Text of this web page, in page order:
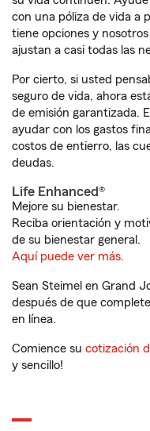
con una póliza de vida a
tiene opciones y
ajustan a casi todas las
Por cierto, si usted
seguro de vida, ahora
de emisión garantizada.
ayudar con los gastos
costos de entierro, las
deudas.
Life Enhanced®
Mejore su bienestar.
Reciba orientación y
de su bienestar general.
Aquí puede ver más.
Sean Steimel en Grand
después de que
en línea.
Comience su cotización
y sencillo!